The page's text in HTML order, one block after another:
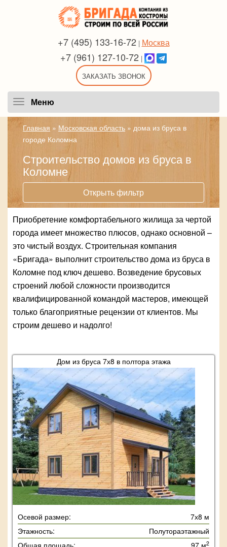
+7 (495) 133-16-72 | Москва
+7 (961) 127-10-72 |
ЗАКАЗАТЬ ЗВОНОК
Меню
Главная » Московская область » дома из бруса в
городе Коломна
Строительство домов из бруса в
Коломне
Открыть фильтр
Приобретение комфортабельного жилища за чертой
города имеет множество плюсов, однако основной –
это чистый воздух. Строительная компания
«Бригада» выполнит строительство дома из бруса в
Коломне под ключ дешево. Возведение брусовых
строений любой сложности производится
квалифицированной командой мастеров, имеющей
только благоприятные рецензии от клиентов. Мы
строим дешево и надолго!
Дом из бруса 7х8 в полтора этажа
Осевой размер:
7х8 м
Этажность:
Полутораэтажный
Общая площадь:
97 м2